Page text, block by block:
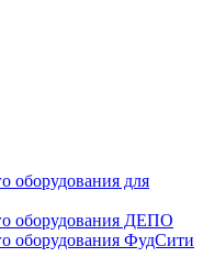
оборудования для
оборудования ДЕПО
оборудования ФудСити